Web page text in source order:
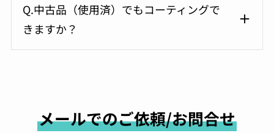
Q.中古品（使用済）でもコーティングで
きますか？
メールでのご依頼/お問合せ